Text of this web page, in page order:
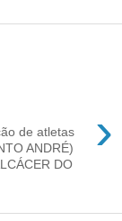
›
de atletas
ANDRÉ)
DO